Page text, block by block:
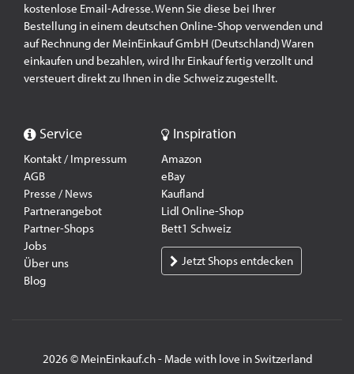
kostenlose Email-Adresse. Wenn Sie diese bei Ihrer
Bestellung in einem deutschen Online-Shop verwenden und
auf Rechnung der MeinEinkauf GmbH (Deutschland) Waren
einkaufen und bezahlen, wird Ihr Einkauf fertig verzollt und
versteuert direkt zu Ihnen in die Schweiz zugestellt.
Service
Kontakt / Impressum
AGB
Presse / News
Partnerangebot
Partner-Shops
Jobs
Über uns
Blog
Inspiration
Amazon
eBay
Kaufland
Lidl Online-Shop
Bett1 Schweiz
Jetzt Shops entdecken
2026 © MeinEinkauf.ch - Made with love in Switzerland